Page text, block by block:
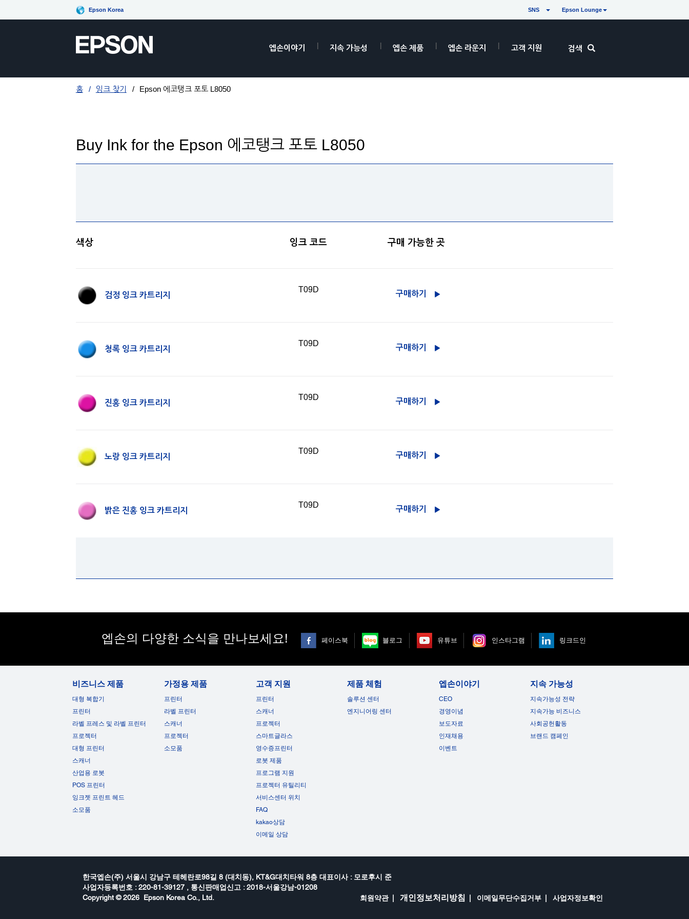
Epson Korea SNS Epson Lounge
엡손이야기 지속 가능성 엡손 제품 엡손 라운지 고객 지원 검색
홈 잉크 찾기 Epson 에코탱크 포토 L8050
Buy Ink for the Epson 에코탱크 포토 L8050
색상 잉크 코드 구매 가능한 곳
검정 잉크 카트리지
T09D 구매하기
청록 잉크 카트리지
T09D 구매하기
진홍 잉크 카트리지
T09D 구매하기
노랑 잉크 카트리지
T09D 구매하기
밝은 진홍 잉크 카트리지
T09D 구매하기
엡손의 다양한 소식을 만나보세요! 페이스북 블로그 유튜브 인스타그램 링크드인
비즈니스 제품
대형 복합기
프린터
라벨 프레스 및 라벨 프린터
프로젝터
대형 프린터
스캐너
산업용 로봇
POS 프린터
잉크젯 프린트 헤드
소모품
가정용 제품
프린터
라벨 프린터
스캐너
프로젝터
소모품
고객 지원
프린터
스캐너
프로젝터
스마트글라스
영수증프린터
로봇 제품
프로그램 지원
프로젝터 유틸리티
서비스센터 위치
FAQ
kakao상담
이메일 상담
제품 체험
솔루션 센터
엔지니어링 센터
엡손이야기
CEO
경영이념
보도자료
인재채용
이벤트
지속 가능성
지속가능성 전략
지속가능 비즈니스
사회공헌활동
브랜드 캠페인
한국엡손(주) 서울시 강남구 테헤란로98길 8 (대치동), KT&G대치타워 8층 대표이사 : 모로후시 준
사업자등록번호 : 220-81-39127 , 통신판매업신고 : 2018-서울강남-01208
Copyright ©2026 Epson Korea Co., Ltd. 회원약관 개인정보처리방침 이메일무단수집거부 사업자정보확인